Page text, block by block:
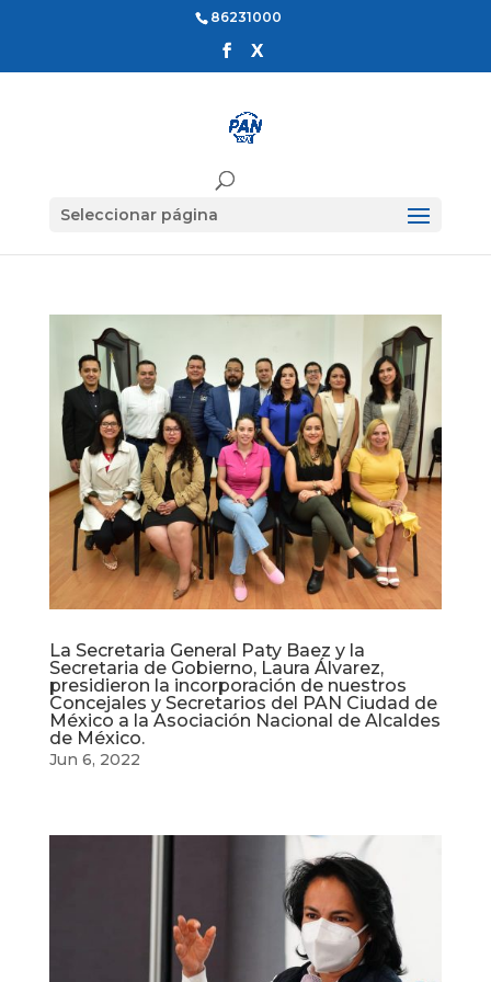
86231000
Seleccionar página
La Secretaria General Paty Baez y la
Secretaria de Gobierno, Laura Álvarez,
presidieron la incorporación de nuestros
Concejales y Secretarios del PAN Ciudad de
México a la Asociación Nacional de Alcaldes
de México.
Jun 6, 2022